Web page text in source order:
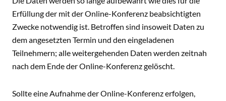
Erfüllung der mit der Online-Konferenz beabsichtigten
Zwecke notwendig ist. Betroffen sind insoweit Daten zu
dem angesetzten Termin und den eingeladenen
Teilnehmern; alle weitergehenden Daten werden zeitnah
nach dem Ende der Online-Konferenz gelöscht.
Sollte eine Aufnahme der Online-Konferenz erfolgen,